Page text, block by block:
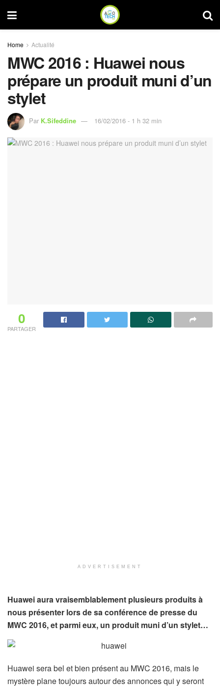
Home Actualité
MWC 2016 : Huawei nous
prépare un produit muni d’un
stylet
Par K.Sifeddine 16/02/2016 - 1 h 32 min
0
PARTAGER
ADVERTISEMENT
Huawei aura vraisemblablement plusieurs produits à
nous présenter lors de sa conférence de presse du
MWC 2016, et parmi eux, un produit muni d’un stylet…
Huawei sera bel et bien présent au MWC 2016, mais le
mystère plane toujours autour des annonces qui y seront